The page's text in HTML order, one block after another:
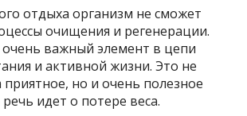
отдыха организм не сможет
очищения и регенерации.
важный элемент в цепи
и активной жизни. Это не
приятное, но и очень полезное
идет о потере веса.